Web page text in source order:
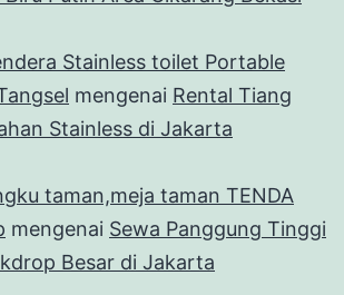
Stainless toilet Portable
mengenai Rental Tiang
Stainless di Jakarta
taman,meja taman TENDA
mengenai Sewa Panggung Tinggi
Besar di Jakarta